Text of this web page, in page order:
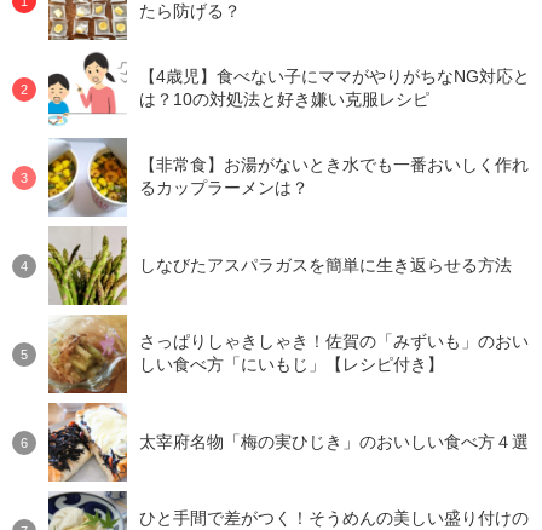
たら防げる？
【4歳児】食べない子にママがやりがちなNG対応と
は？10の対処法と好き嫌い克服レシピ
【非常食】お湯がないとき水でも一番おいしく作れ
るカップラーメンは？
しなびたアスパラガスを簡単に生き返らせる方法
さっぱりしゃきしゃき！佐賀の「みずいも」のおい
しい食べ方「にいもじ」【レシピ付き】
太宰府名物「梅の実ひじき」のおいしい食べ方４選
ひと手間で差がつく！そうめんの美しい盛り付けの